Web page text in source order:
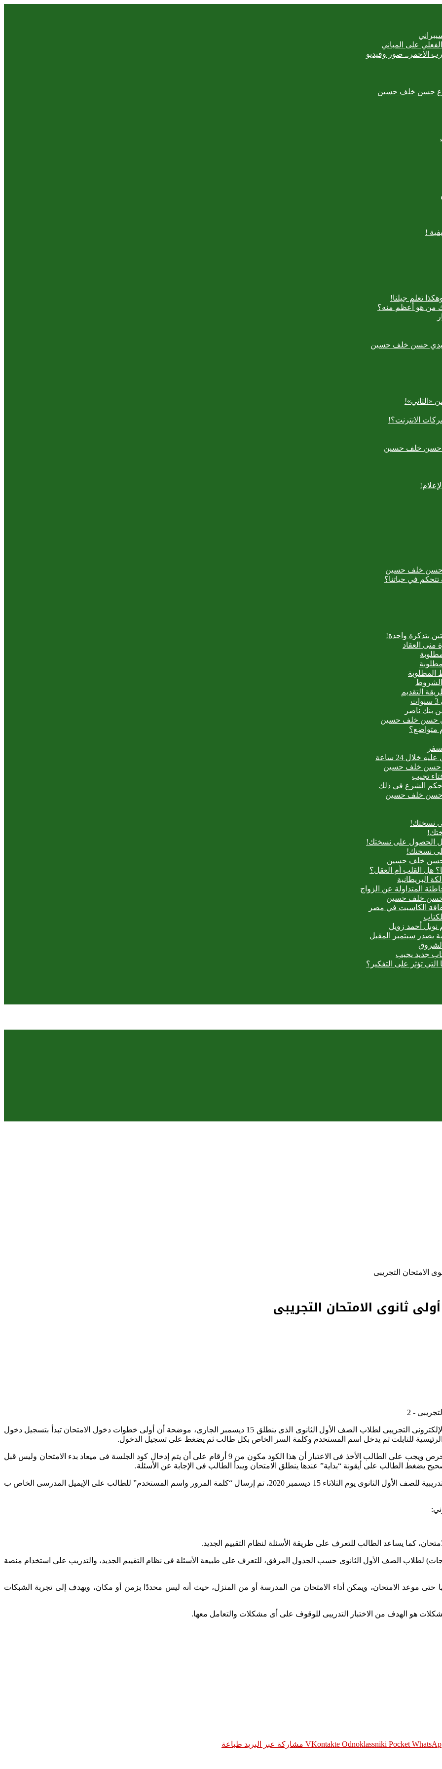
الاحمر.. صور وفيديو
حسن خلف حسين
!
تعلم جيلنا!
من هو أعظم منه؟
حسن خلف حسين
«الثاني»!
الانترنت؟!
حسن خلف حسين
حسن خلف حسين
في حياتنا؟
بتذكرة واحدة!
منى العقاد
المطلوبة
الشروط
بنك ناصر
حسن خلف حسين
متواضع؟
حسن خلف حسين
تجيب
حكم الشرع في ذلك
حسن خلف حسين
نسختك!
الحصول على نسختك!
نسختك!
حسن خلف حسين
هل القلب أم العقل؟
البريطانية
المتداولة عن الزواج
حسن خلف حسين
الكاسيت في مصر
نوبل أحمد زويل
يصدر سبتمبر المقبل
جديد يجيب
التي تؤثر على التفكير؟
الامتحان التجريبى
ثانوى الامتحان التجريبى
أعلنت وزارة التربية والتعليم والتعليم الفنى خطوات دخول الامتحان الإلكترونى التجريبى لطلاب الصف الأول الثانوى الذى ينطلق 15 ديسمبر الجارى، موضحة أن أولى خطوات دخول الامتحان تبدأ بتسجيل دخول
للتابلت ثم يدخل اسم المستخدم وكلمة السر الخاص بكل طالب ثم يضغط على تسجيل الدخول.
وأوضحت وزارة التربية والتعليم: يتم إدخال كود الامتحان ” الجلسة” بحرص ويجب على الطالب الأخذ فى الاعتبار أن هذا الكود مكون من 9 أرقام على أن يتم إدخال كود الجلسة فى ميعاد بدء الامتحان وليس قبل
يضغط الطالب على أيقونة “بداية” عندها ينطلق الامتحان ويبدأ الطالب فى الإجابة عن الأسئلة.
أكدت وزارة التربية والتعليم والتعليم الفنى، أنه استعدادا للامتحانات التدريبية للصف الأول الثانوى يوم الثلاثاء 15 ديسمبر 2020، تم إرسال “كلمة المرور واسم المستخدم” للطالب على الإيميل المدرسى الخاص ب
كما يساعد الطالب للتعرف على طريقة الأسئلة لنظام التقييم الجديد.
درجات) لطلاب الصف الأول الثانوى حسب الجدول المرفق، للتعرف على طبيعة الأسئلة فى نظام التقييم الجديد، والتدريب على استخدام منصة
موعد الامتحان، ويمكن أداء الامتحان من المدرسة أو من المنزل، حيث أنه ليس محددًا بزمن أو مكان، ويهدف إلى تجربة الشبكات
هو الهدف من الاختبار التدريبى للوقوف على أى مشكلات والتعامل معها.
Odnoklassniki Pocket مشاركة عبر البريد طباعة